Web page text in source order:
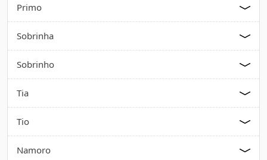
Primo
Sobrinha
Sobrinho
Tia
Tio
Namoro